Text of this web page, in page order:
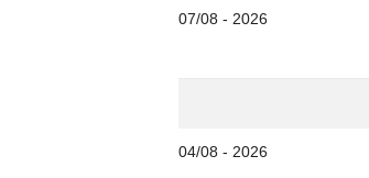
07/08 - 2026
04/08 - 2026